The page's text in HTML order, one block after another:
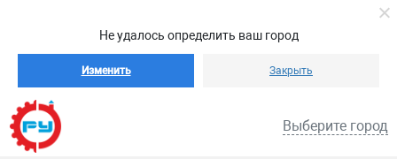
Не удалось определить ваш город
Изменить Закрыть
Выберите город